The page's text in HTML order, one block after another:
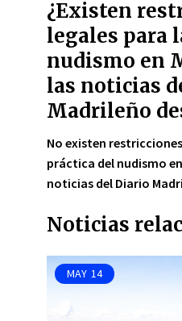
¿Existen
legales para
nudismo en
las noticias
Madrileño
No existen
práctica del nudismo
noticias del Diario
Noticias
MAY 14